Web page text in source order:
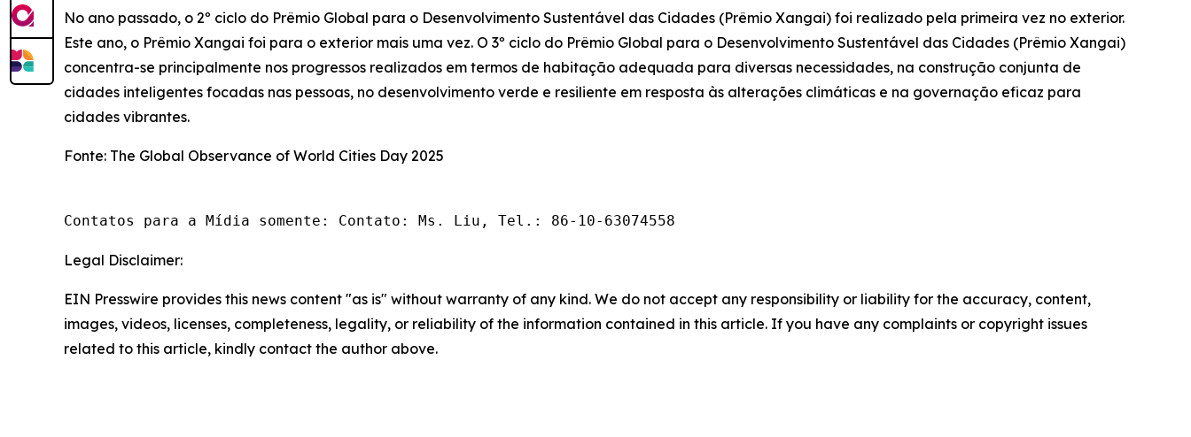
No ano passado, o 2º ciclo do Prêmio Global para o Desenvolvimento Sustentável das Cidades (Prêmio Xangai) foi realizado pela primeira vez no exterior.
Este ano, o Prêmio Xangai foi para o exterior mais uma vez. O 3º ciclo do Prêmio Global para o Desenvolvimento Sustentável das Cidades (Prêmio Xangai)
concentra-se principalmente nos progressos realizados em termos de habitação adequada para diversas necessidades, na construção conjunta de
cidades inteligentes focadas nas pessoas, no desenvolvimento verde e resiliente em resposta às alterações climáticas e na governação eficaz para
cidades vibrantes.
Fonte: The Global Observance of World Cities Day 2025
Contatos para a Mídia somente: Contato: Ms. Liu, Tel.: 86-10-63074558
Legal Disclaimer:
EIN Presswire provides this news content "as is" without warranty of any kind. We do not accept any responsibility or liability for the accuracy, content,
images, videos, licenses, completeness, legality, or reliability of the information contained in this article. If you have any complaints or copyright issues
related to this article, kindly contact the author above.